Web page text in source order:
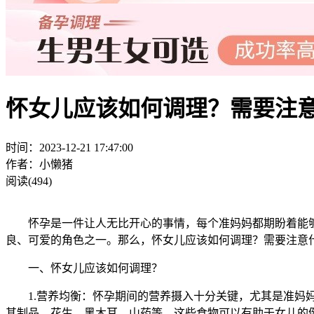
怀女儿应该如何调理？需要注
时间：2023-12-21 17:47:00
作者：小懒猪
阅读(494)
怀孕是一件让人无比开心的事情，每个准妈妈都期盼着能
良、可爱的角色之一。那么，怀女儿应该如何调理？需要注
一、怀女儿应该如何调理？
1.营养均衡：怀孕期间的营养摄入十分关键，尤其是准妈